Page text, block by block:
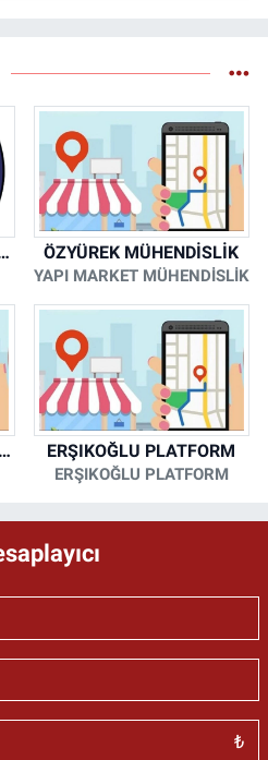
KOMBİ SERVİSİ ÖZYÜREK MÜHENDİSLİK
YAPI MARKET MÜHENDİSLİK
DİŞ TEKNİSYENİ- MESUT KORKMAZ ERŞIKOĞLU PLATFORM
ERŞIKOĞLU PLATFORM
₺